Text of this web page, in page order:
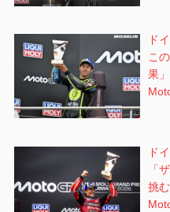
ド
こ
果」
ド
「
挑